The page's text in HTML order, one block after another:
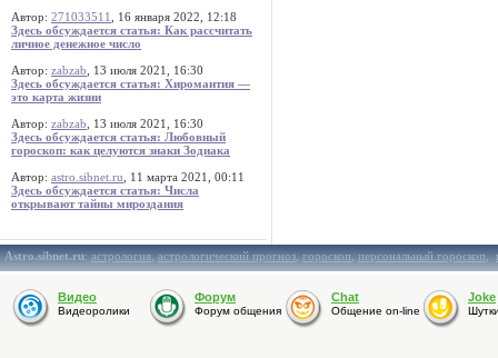
Автор: 271033511
, 16 января 2022, 12:18
Здесь обсуждается статья: Как рассчитать
личное денежное число
Автор: zabzab , 13 июля 2021, 16:30
Здесь обсуждается статья: Хиромантия —
это карта жизни
Автор: zabzab , 13 июля 2021, 16:30
Здесь обсуждается статья: Любовный
гороскоп: как целуются знаки Зодиака
Автор: astro.sibnet.ru , 11 марта 2021, 00:11
Здесь обсуждается статья: Числа
открывают тайны мироздания
Astro.sibnet.ru:астрология,астрологический прогноз,гороскоп,персональный гороскоп,
Видео
Видеоролики
Форум
Форум общения
Chat
Общение on-line
Joke